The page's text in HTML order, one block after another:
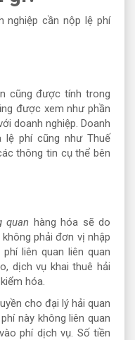
nghiệp cần nộp lệ phí
cũng được tính trong
được xem như phần
doanh nghiệp. Doanh
lệ phí cũng như Thuế
thông tin cụ thể bên
quan hàng hóa sẽ do
phải đơn vị nhập
liên quan liên quan
dịch vụ khai thuê hải
hóa.
cho đại lý hải quan
này không liên quan
phí dịch vụ. Số tiền